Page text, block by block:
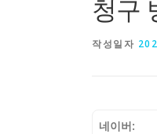
청구
작성일자
네이버: